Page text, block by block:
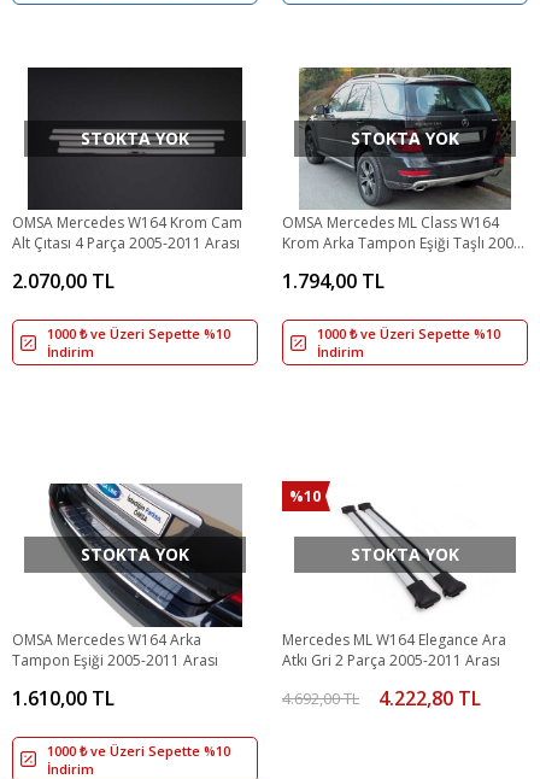
STOKTA YOK
OMSA Mercedes W164 Krom Cam
Alt Çıtası 4 Parça 2005-2011 Arası
2.070,00 TL
1000 ₺ ve Üzeri Sepette %10
İndirim
STOKTA YOK
OMSA Mercedes ML Class W164
Krom Arka Tampon Eşiği Taşlı 2005-
1.794,00 TL
1000 ₺ ve Üzeri Sepette %10
İndirim
STOKTA YOK
OMSA Mercedes W164 Arka
Tampon Eşiği 2005-2011 Arası
1.610,00 TL
1000 ₺ ve Üzeri Sepette %10
İndirim
%10
STOKTA YOK
Mercedes ML W164 Elegance Ara
Atkı Gri 2 Parça 2005-2011 Arası
4.692,00 TL 4.222,80 TL